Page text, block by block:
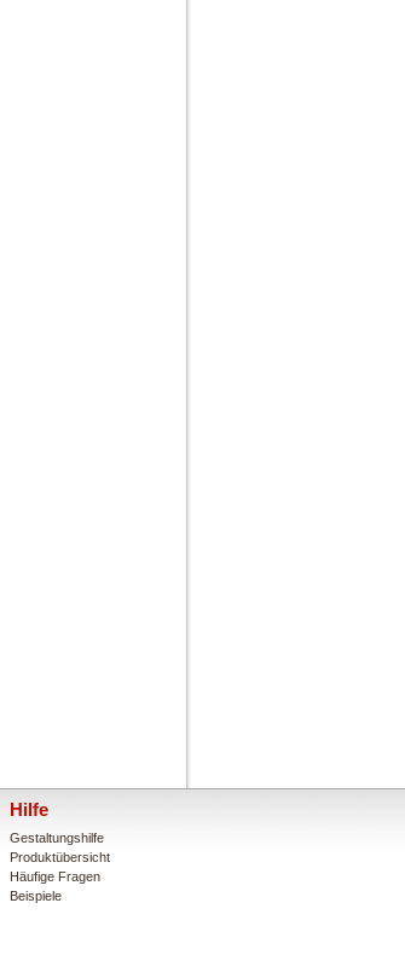
Hilfe
Gestaltungshilfe
Produktübersicht
Häufige Fragen
Beispiele